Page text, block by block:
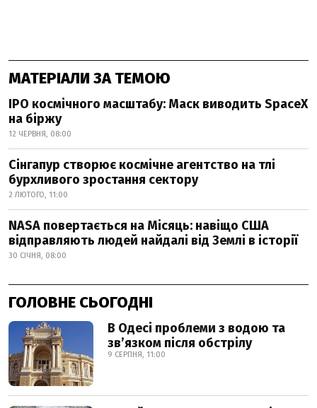
МАТЕРІАЛИ ЗА ТЕМОЮ
IPO космічного масштабу: Маск виводить SpaceX
на біржу
12 ЧЕРВНЯ, 08:00
Сінгапур створює космічне агентство на тлі
бурхливого зростання сектору
2 ЛЮТОГО, 11:00
NASA повертається на Місяць: навіщо США
відправляють людей найдалі від Землі в історії
30 СІЧНЯ, 08:00
ГОЛОВНЕ СЬОГОДНІ
В Одесі проблеми з водою та
звʼязком після обстрілу
9 СЕРПНЯ, 11:00